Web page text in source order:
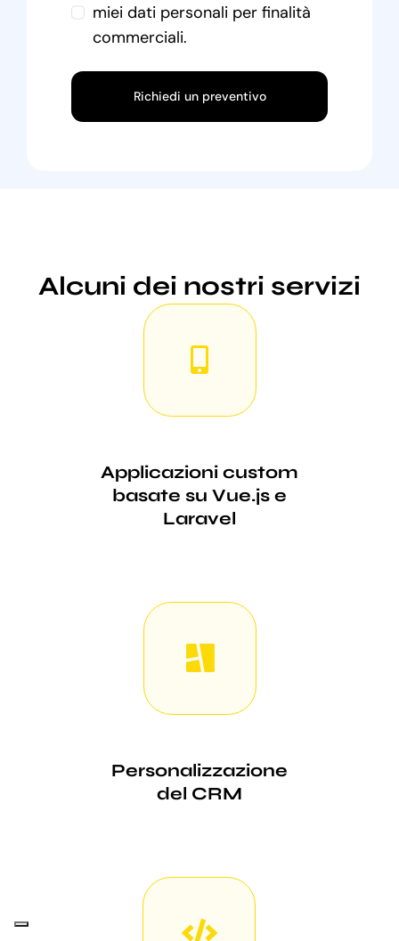
miei dati personali per finalità
commerciali.
Richiedi un preventivo
Alcuni dei nostri servizi
Applicazioni custom
basate su Vue.js e
Laravel
Personalizzazione
del CRM